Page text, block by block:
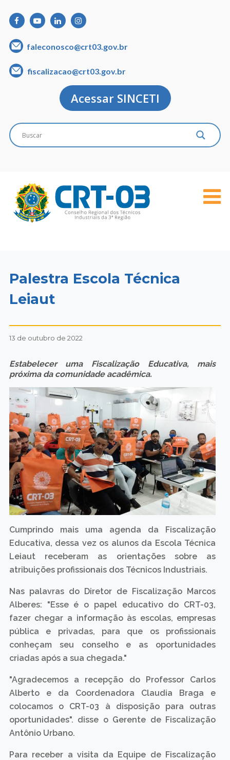
faleconosco@crt03.gov.br
fiscalizacao@crt03.gov.br
Acessar SINCETI
Palestra Escola Técnica
Leiaut
13 de outubro de 2022
Estabelecer uma Fiscalização Educativa, mais
próxima da comunidade acadêmica.
Cumprindo mais uma agenda da Fiscalização
Educativa, dessa vez os alunos da Escola Técnica
Leiaut receberam as orientações sobre as
atribuições profissionais dos Técnicos Industriais.
Nas palavras do Diretor de Fiscalização Marcos
Alberes: "Esse é o papel educativo do CRT-03,
fazer chegar a informação às escolas, empresas
pública e privadas, para que os profissionais
conheçam seu conselho e as oportunidades
criadas após a sua chegada."
"Agradecemos a recepção do Professor Carlos
Alberto e da Coordenadora Claudia Braga e
colocamos o CRT-03 à disposição para outras
oportunidades". disse o Gerente de Fiscalização
Antônio Urbano.
Para receber a visita da Equipe de Fiscalização